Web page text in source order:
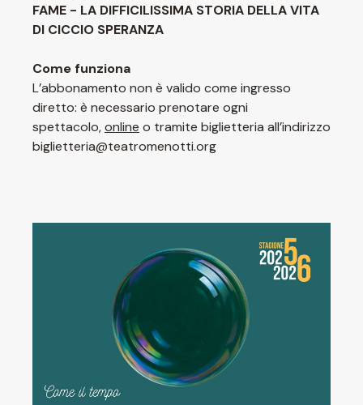
FAME - LA DIFFICILISSIMA STORIA DELLA VITA
DI CICCIO SPERANZA
Come funziona
L’abbonamento non è valido come ingresso
diretto: è necessario prenotare ogni
spettacolo,online o tramite biglietteria all’indirizzo
biglietteria@teatromenotti.org